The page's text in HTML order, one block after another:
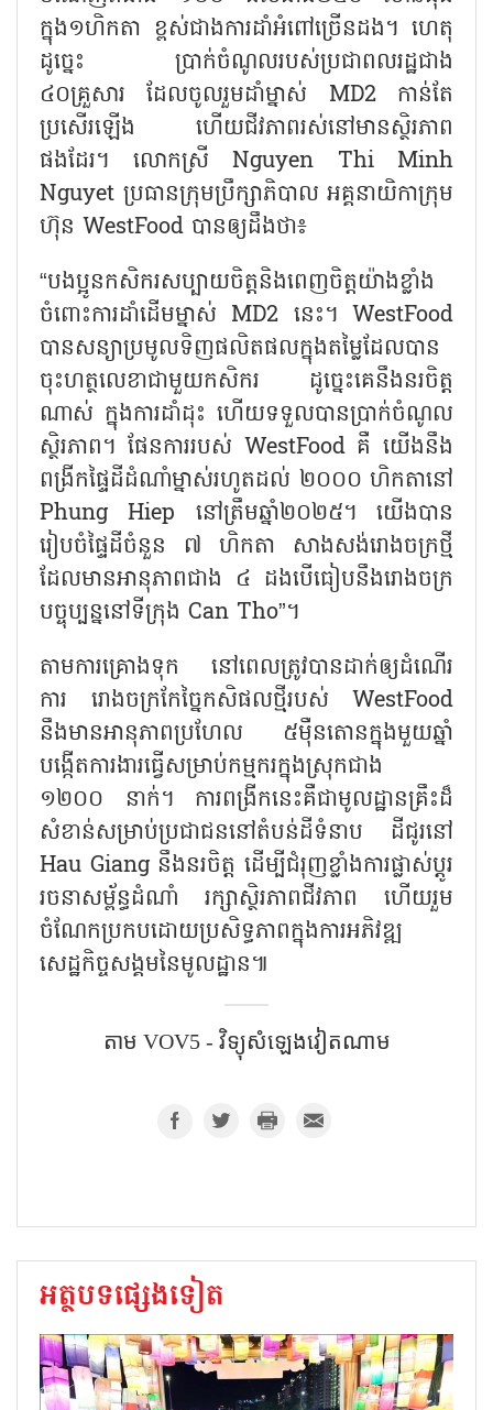
ក្នុង១ហិកតា ខ្ពស់ជាងការដាំអំពៅច្រើនដង។ ហេតុ
ដូច្នេះ ប្រាក់ចំណូលរបស់ប្រជាពលរដ្ឋជាង
៤០គ្រួសារ ដែលចូលរួមដាំម្នាស់ MD2 កាន់តែ
ប្រសើរឡើង ហើយជីវភាពរស់នៅមានស្ថិរភាព
ផងដែរ។ លោកស្រី Nguyen Thi Minh
Nguyet ប្រធានក្រុមប្រឹក្សាភិបាល អគ្គនាយិកាក្រុម
ហ៊ុន WestFood បានឲ្យដឹងថា៖
“បងប្អូនកសិករសប្បាយចិត្តនិងពេញចិត្តយ៉ាងខ្លាំង
ចំពោះការដាំដើមម្នាស់ MD2 នេះ។ WestFood
បានសន្យាប្រមូលទិញផលិតផលក្នុងតម្លៃដែលបាន
ចុះហត្ថលេខាជាមួយកសិករ ដូច្នេះគេនឹងនរចិត្ត
ណាស់ ក្នុងការដាំដុះ ហើយទទួលបានប្រាក់ចំណូល
ស្ថិរភាព។ ផែនការរបស់ WestFood គឺ យើងនឹង
ពង្រីកផ្ទៃដីដំណាំម្នាស់រហូតដល់ ២០០០ ហិកតានៅ
Phung Hiep នៅត្រឹមឆ្នាំ២០២៥។ យើងបាន
រៀបចំផ្ទៃដីចំនួន ៧ ហិកតា សាងសង់រោងចក្រថ្មី
ដែលមានអានុភាពជាង ៤ ដងបើធៀបនឹងរោងចក្រ
បច្ចុប្បន្ននៅទីក្រុង Can Tho”។
តាមការគ្រោងទុក នៅពេលត្រូវបានដាក់ឲ្យដំណើរ
ការ រោងចក្រកែច្នៃកសិផលថ្មីរបស់ WestFood
នឹងមានអានុភាពប្រហែល ៥ម៉ឺនតោនក្នុងមួយឆ្នាំ
បង្កើតការងារធ្វើសម្រាប់កម្មករក្នុងស្រុកជាង
១២០០ នាក់។ ការពង្រីកនេះគឺជាមូលដ្ឋានគ្រឹះដ៏
សំខាន់សម្រាប់ប្រជាជននៅតំបន់ដីទំនាប ដីជូរនៅ
Hau Giang នឹងនរចិត្ត ដើម្បីជំរុញខ្លាំងការផ្លាស់ប្តូរ
រចនាសម្ព័ន្ធដំណាំ រក្សាស្ថិរភាពជីវភាព ហើយរួម
ចំណែកប្រកបដោយប្រសិទ្ធភាពក្នុងការអភិវឌ្ឍ
សេដ្ឋកិច្ចសង្គមនៃមូលដ្ឋាន៕
តាម VOV5 - វិទ្យុសំឡេងវៀតណាម​
អត្ថបទផ្សេងទៀត